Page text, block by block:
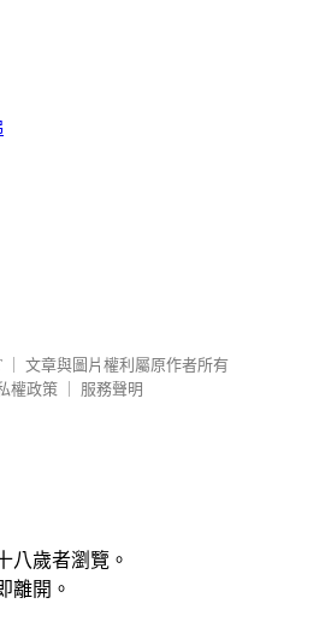
文章與圖片權利屬原作者所有
權政策
服務聲明
八歲者瀏覽。
離開。